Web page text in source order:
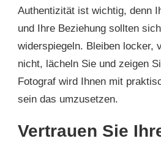
Authentizität ist wichtig, denn
und Ihre Beziehung sollten
widerspiegeln. Bleiben locker,
nicht, lächeln Sie und zeigen
Fotograf wird Ihnen mit
sein das umzusetzen.
Vertrauen Sie